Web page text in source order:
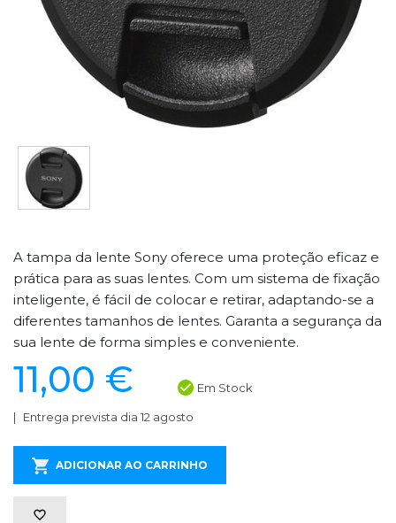
A tampa da lente Sony oferece uma proteção eficaz e
prática para as suas lentes. Com um sistema de fixação
inteligente, é fácil de colocar e retirar, adaptando-se a
diferentes tamanhos de lentes. Garanta a segurança da
sua lente de forma simples e conveniente.
11,00 € Em Stock
Entrega prevista dia 12 agosto
ADICIONAR AO CARRINHO